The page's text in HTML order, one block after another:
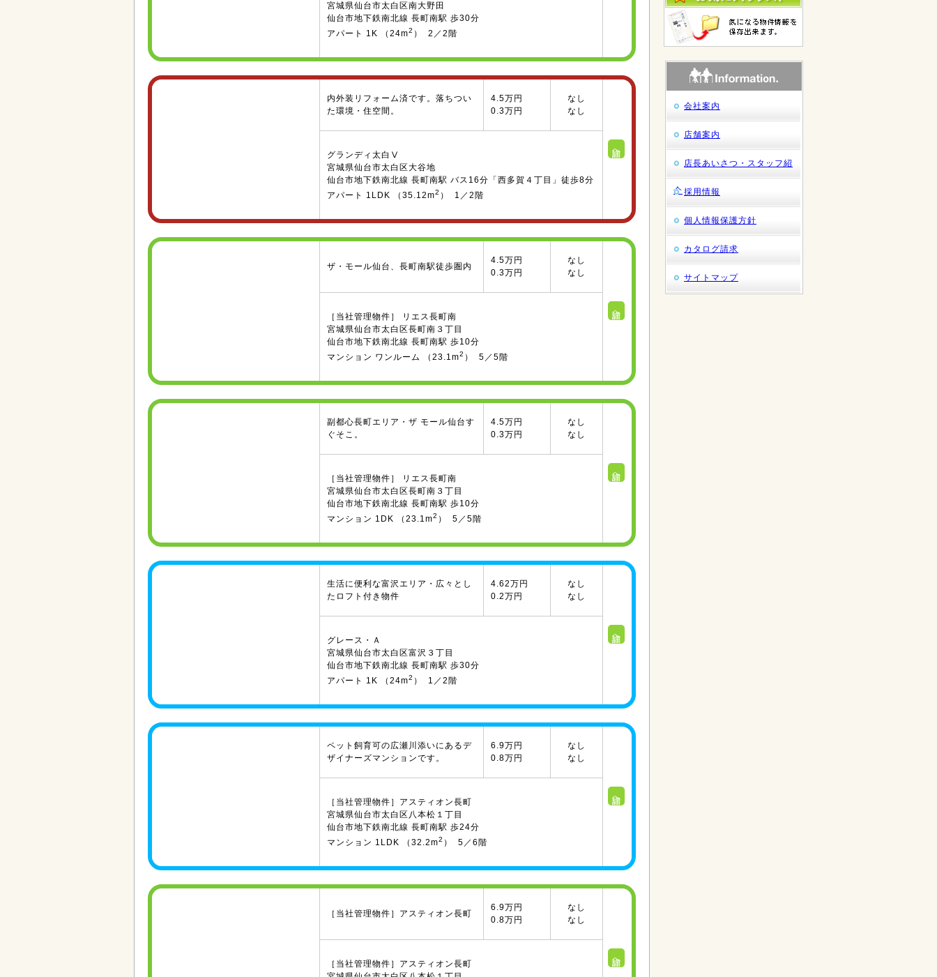
宮城県仙台市太白区南大野田
仙台市地下鉄南北線 長町南駅 歩30分
アパート 1K （24m2 ） 2／2階
内外装リフォーム済です。落ちつい
た環境・住空間。
4.5万円
0.3万円
なし
なし
詳細へ
グランディ太白Ⅴ
宮城県仙台市太白区大谷地
仙台市地下鉄南北線 長町南駅 バス16分「西多賀４丁目」徒歩8分
アパート 1LDK （35.12m2 ） 1／2階
ザ・モール仙台、長町南駅徒歩圏内
4.5万円
0.3万円
なし
なし
詳細へ
［当社管理物件］ リエス長町南
宮城県仙台市太白区長町南３丁目
仙台市地下鉄南北線 長町南駅 歩10分
マンション ワンルーム （23.1m2 ） 5／5階
副都心長町エリア・ザ モール仙台す
ぐそこ。
4.5万円
0.3万円
なし
なし
詳細へ
［当社管理物件］ リエス長町南
宮城県仙台市太白区長町南３丁目
仙台市地下鉄南北線 長町南駅 歩10分
マンション 1DK （23.1m2 ） 5／5階
生活に便利な富沢エリア・広々とし
たロフト付き物件
4.62万円
0.2万円
なし
なし
詳細へ
グレース・Ａ
宮城県仙台市太白区富沢３丁目
仙台市地下鉄南北線 長町南駅 歩30分
アパート 1K （24m2 ） 1／2階
ペット飼育可の広瀬川添いにあるデ
ザイナーズマンションです。
6.9万円
0.8万円
なし
なし
詳細へ
［当社管理物件］アスティオン長町
宮城県仙台市太白区八本松１丁目
仙台市地下鉄南北線 長町南駅 歩24分
マンション 1LDK （32.2m2 ） 5／6階
［当社管理物件］アスティオン長町
6.9万円
0.8万円
なし
なし
詳細へ
［当社管理物件］アスティオン長町
会社案内
店舗案内
店長あいさつ・スタッフ紹
介 採用情報
個人情報保護方針
カタログ請求
サイトマップ